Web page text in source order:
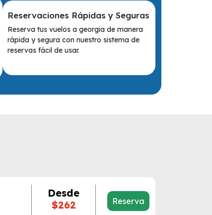
Reservaciones Rápidas y Seguras
Reserva tus vuelos a georgia de manera
rápida y segura con nuestro sistema de
reservas fácil de usar.
Desde
$262
Reserva